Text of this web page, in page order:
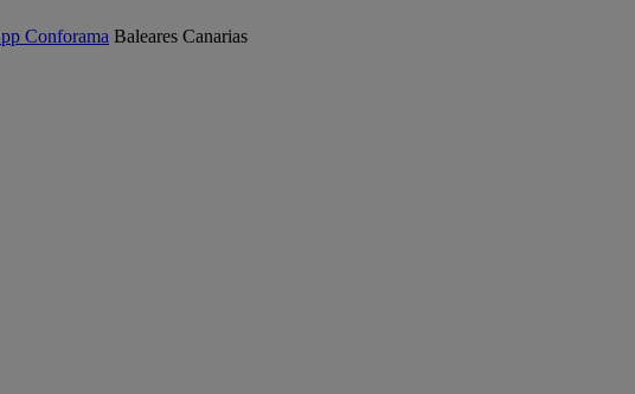
Conforama Baleares Canarias